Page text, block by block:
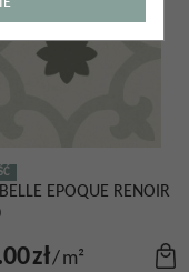
EPOQUE RENOIR
zł/m²